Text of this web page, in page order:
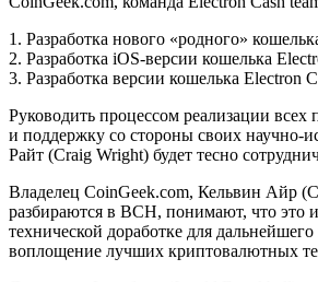
1. Разработка нового «родного»
2. Разработка iOS-версии кошелька
3. Разработка версии кошелька
Руководить процессом реализации
и поддержку со стороны своих научно-
Райт (Craig Wright) будет тесно
Владелец CoinGeek.com, Кельвин Айр
разбираются в ВСН, понимают, что это
технической доработке для
воплощение лучших криптовалютных